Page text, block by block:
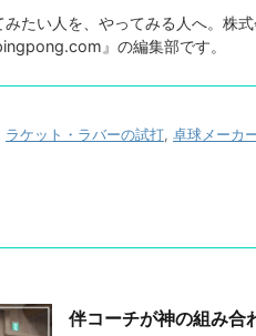
みたい人を、やってみる人へ。株
』の編集部です。
ラケット・ラバーの試打, 卓球メーカ
伴コーチが神の組み合